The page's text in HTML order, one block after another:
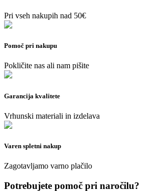
Pri vseh nakupih nad 50€
Pomoč pri nakupu
Pokličite nas ali nam pišite
Garancija kvalitete
Vrhunski materiali in izdelava
Varen spletni nakup
Zagotavljamo varno plačilo
Potrebujete pomoč pri naročilu?